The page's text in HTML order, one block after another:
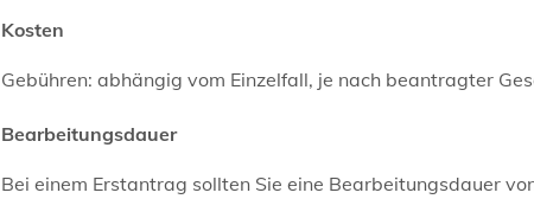
Kosten
Gebühren: abhängig vom Einzelfall, je nach beantragter
Bearbeitungsdauer
Bei einem Erstantrag sollten Sie eine Bearbeitungsdauer